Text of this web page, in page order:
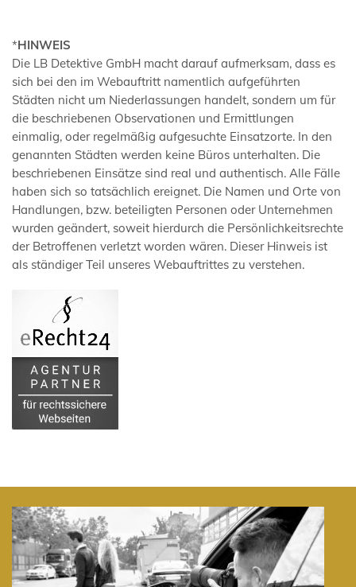
*HINWEIS
Die LB Detektive GmbH macht darauf aufmerksam, dass es
sich bei den im Webauftritt namentlich aufgeführten
Städten nicht um Niederlassungen handelt, sondern um für
die beschriebenen Observationen und Ermittlungen
einmalig, oder regelmäßig aufgesuchte Einsatzorte. In den
genannten Städten werden keine Büros unterhalten. Die
beschriebenen Einsätze sind real und authentisch. Alle Fälle
haben sich so tatsächlich ereignet. Die Namen und Orte von
Handlungen, bzw. beteiligten Personen oder Unternehmen
wurden geändert, soweit hierdurch die Persönlichkeitsrechte
der Betroffenen verletzt worden wären. Dieser Hinweis ist
als ständiger Teil unseres Webauftrittes zu verstehen.